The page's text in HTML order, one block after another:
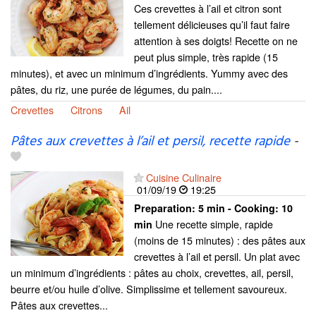
Ces crevettes à l’ail et citron sont
tellement délicieuses qu’il faut faire
attention à ses doigts! Recette on ne
peut plus simple, très rapide (15
minutes), et avec un minimum d’ingrédients. Yummy avec des
pâtes, du riz, une purée de légumes, du pain....
Crevettes
Citrons Ail
Pâtes aux crevettes à l’ail et persil, recette rapide-
Cuisine Culinaire
01/09/19
19:25
Preparation: 5 min - Cooking: 10
min Une recette simple, rapide
(moins de 15 minutes) : des pâtes aux
crevettes à l’ail et persil. Un plat avec
un minimum d’ingrédients : pâtes au choix, crevettes, ail, persil,
beurre et/ou huile d’olive. Simplissime et tellement savoureux.
Pâtes aux crevettes...